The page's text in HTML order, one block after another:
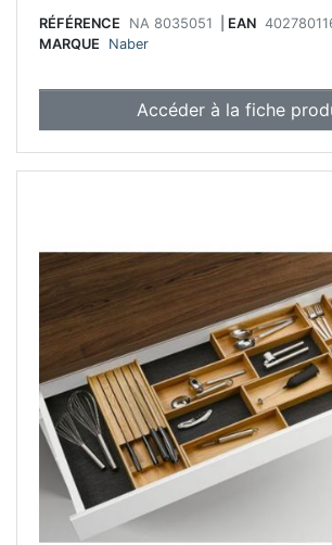
RÉFÉRENCE NA 8035051 EAN
MARQUE
Naber
Accéder à la fiche